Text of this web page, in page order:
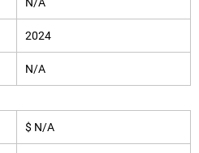
2024
N/A
$ N/A